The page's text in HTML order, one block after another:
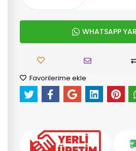
WHATSAPP
Favorilerime ekle